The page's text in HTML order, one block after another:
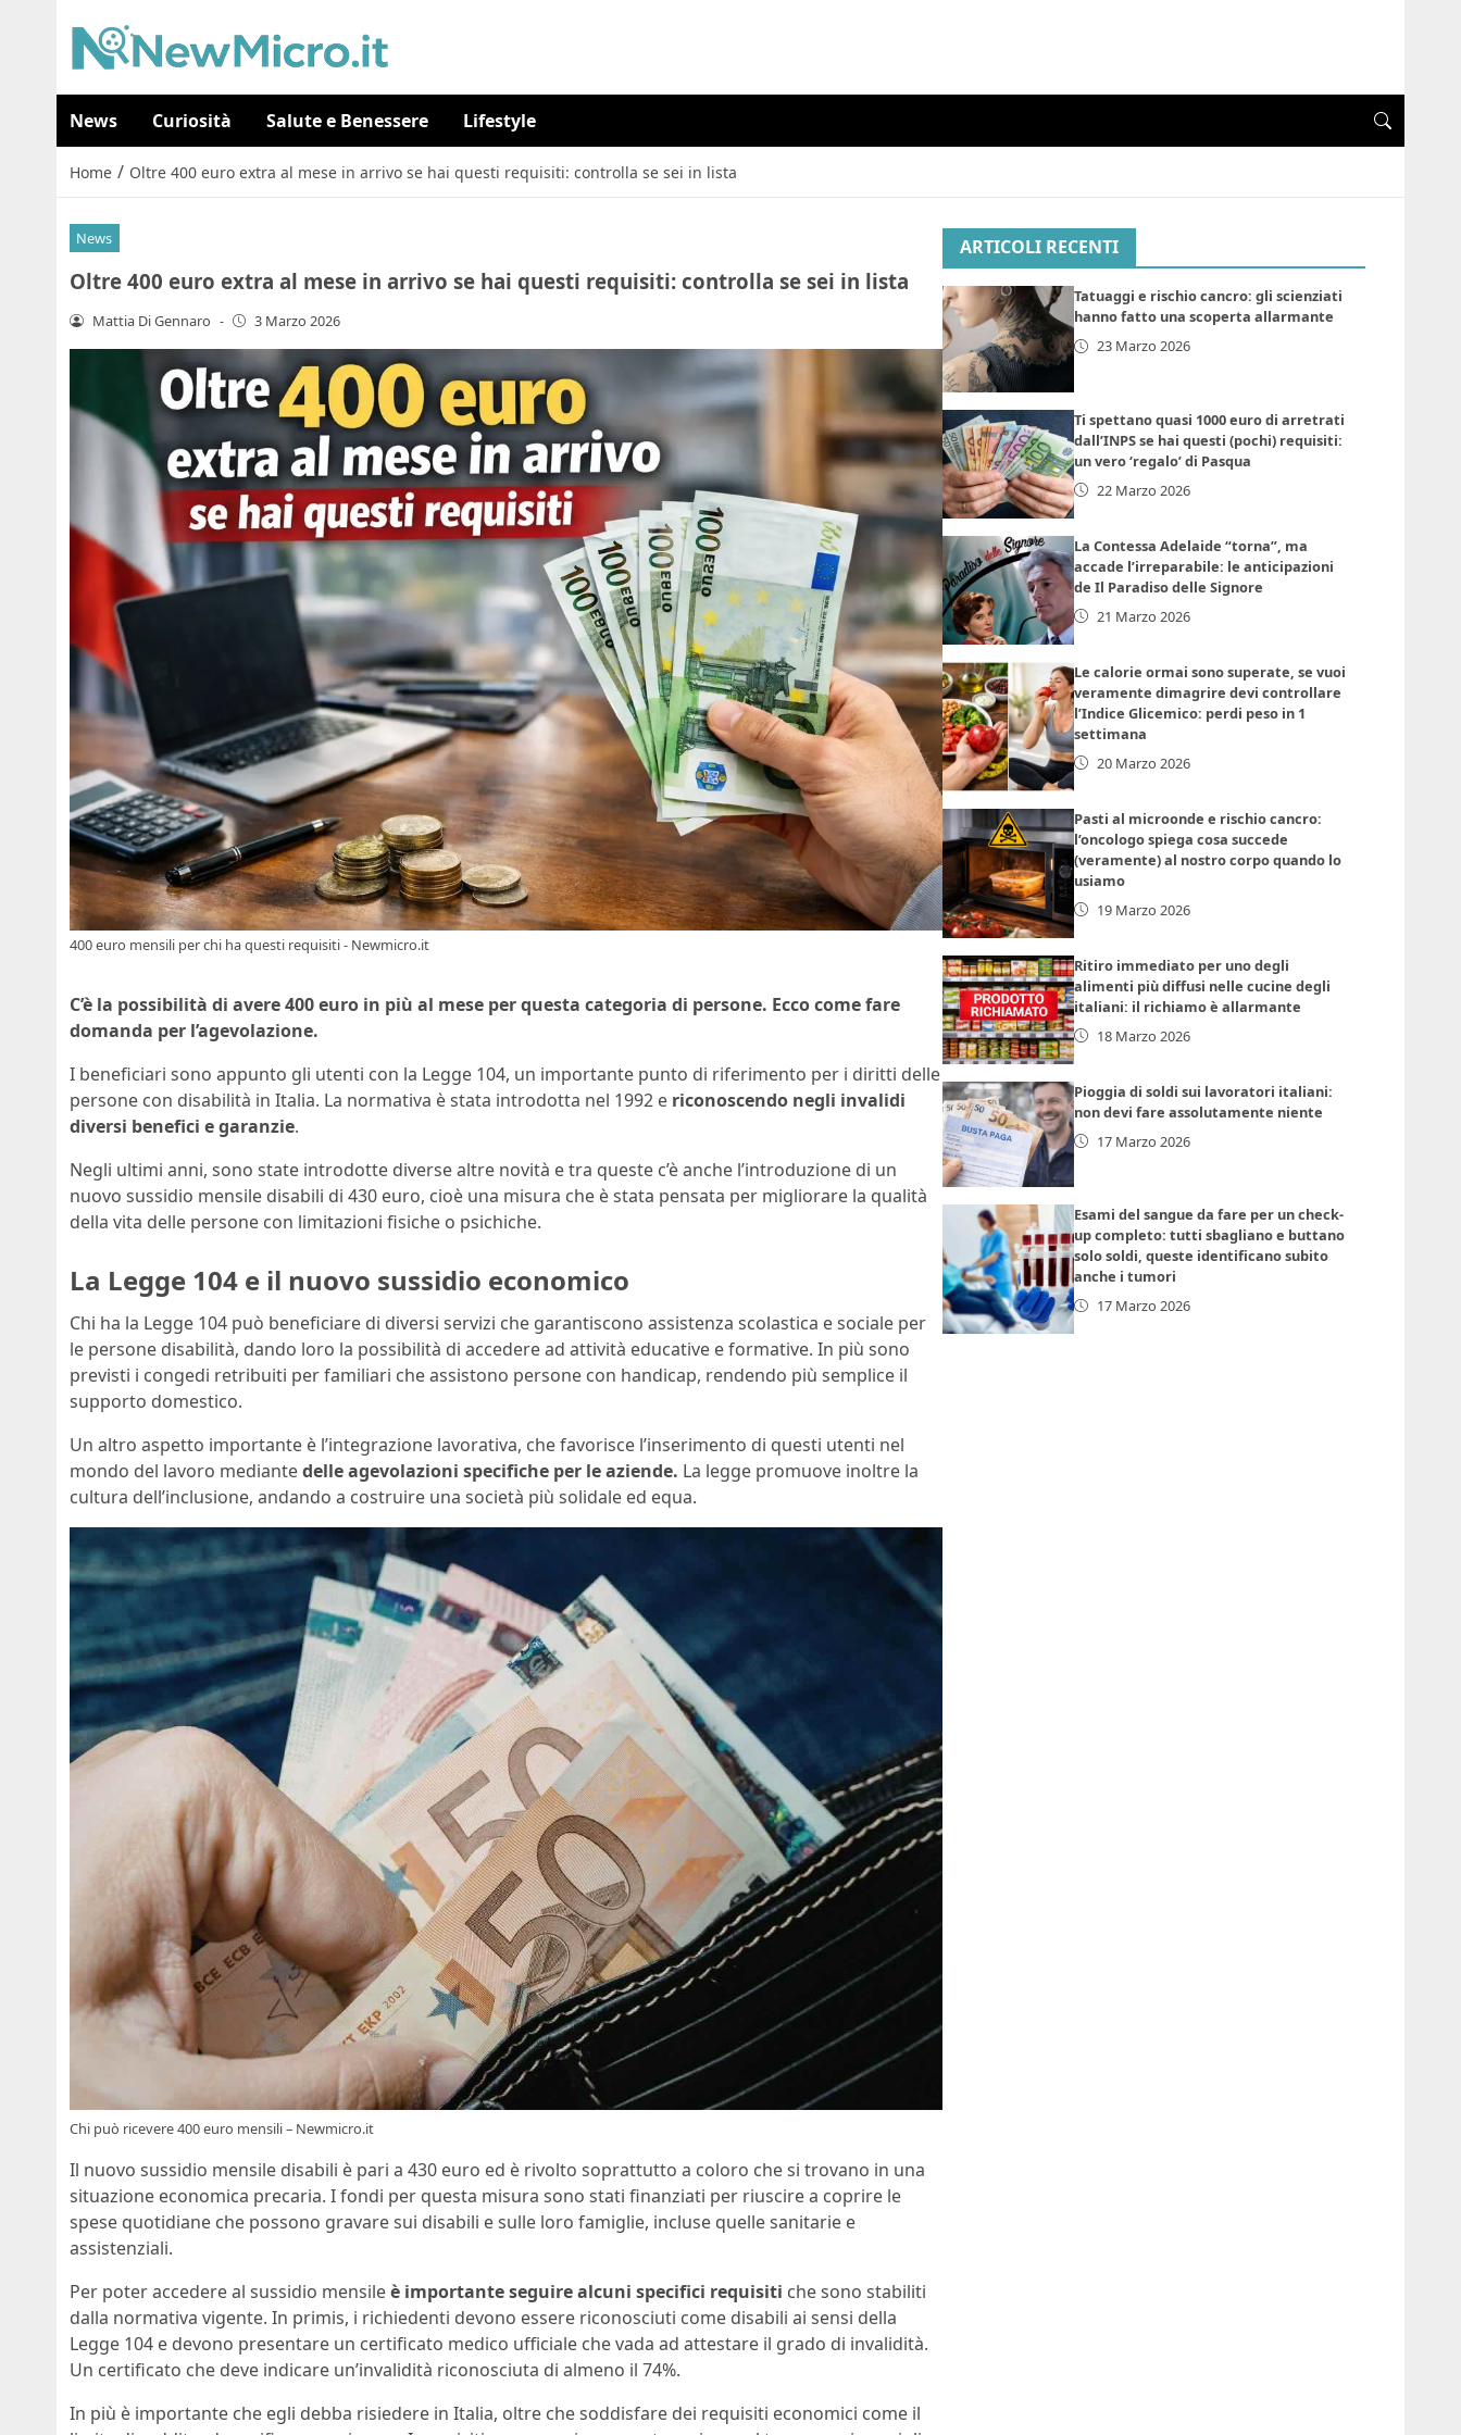
News Curiosità Salute e Benessere Lifestyle
Home / Oltre 400 euro extra al mese in arrivo se hai questi requisiti: controlla se sei in lista
News
Oltre 400 euro extra al mese in arrivo se hai questi requisiti: controlla se sei in lista
Mattia Di Gennaro - 3 Marzo 2026
400 euro mensili per chi ha questi requisiti - Newmicro.it
C’è la possibilità di avere 400 euro in più al mese per questa categoria di persone. Ecco come fare
domanda per l’agevolazione.
I beneficiari sono appunto gli utenti con la Legge 104, un importante punto di riferimento per i diritti delle
persone con disabilità in Italia. La normativa è stata introdotta nel 1992 e riconoscendo negli invalidi
diversi benefici e garanzie.
Negli ultimi anni, sono state introdotte diverse altre novità e tra queste c’è anche l’introduzione di un
nuovo sussidio mensile disabili di 430 euro, cioè una misura che è stata pensata per migliorare la qualità
della vita delle persone con limitazioni fisiche o psichiche.
La Legge 104 e il nuovo sussidio economico
Chi ha la Legge 104 può beneficiare di diversi servizi che garantiscono assistenza scolastica e sociale per
le persone disabilità, dando loro la possibilità di accedere ad attività educative e formative. In più sono
previsti i congedi retribuiti per familiari che assistono persone con handicap, rendendo più semplice il
supporto domestico.
Un altro aspetto importante è l’integrazione lavorativa, che favorisce l’inserimento di questi utenti nel
mondo del lavoro mediantedelle agevolazioni specifiche per le aziende. La legge promuove inoltre la
cultura dell’inclusione, andando a costruire una società più solidale ed equa.
Chi può ricevere 400 euro mensili – Newmicro.it
Il nuovo sussidio mensile disabili è pari a 430 euro ed è rivolto soprattutto a coloro che si trovano in una
situazione economica precaria. I fondi per questa misura sono stati finanziati per riuscire a coprire le
spese quotidiane che possono gravare sui disabili e sulle loro famiglie, incluse quelle sanitarie e
assistenziali.
Per poter accedere al sussidio mensileè importante seguire alcuni specifici requisiti che sono stabiliti
dalla normativa vigente. In primis, i richiedenti devono essere riconosciuti come disabili ai sensi della
Legge 104 e devono presentare un certificato medico ufficiale che vada ad attestare il grado di invalidità.
Un certificato che deve indicare un’invalidità riconosciuta di almeno il 74%.
In più è importante che egli debba risiedere in Italia, oltre che soddisfare dei requisiti economici come il
ARTICOLI RECENTI
Tatuaggi e rischio cancro: gli scienziati
hanno fatto una scoperta allarmante
23 Marzo 2026
Ti spettano quasi 1000 euro di arretrati
dall’INPS se hai questi (pochi) requisiti:
un vero ‘regalo’ di Pasqua
22 Marzo 2026
La Contessa Adelaide “torna”, ma
accade l’irreparabile: le anticipazioni
de Il Paradiso delle Signore
21 Marzo 2026
Le calorie ormai sono superate, se vuoi
veramente dimagrire devi controllare
l’Indice Glicemico: perdi peso in 1
settimana
20 Marzo 2026
Pasti al microonde e rischio cancro:
l’oncologo spiega cosa succede
(veramente) al nostro corpo quando lo
usiamo
19 Marzo 2026
Ritiro immediato per uno degli
alimenti più diffusi nelle cucine degli
italiani: il richiamo è allarmante
18 Marzo 2026
Pioggia di soldi sui lavoratori italiani:
non devi fare assolutamente niente
17 Marzo 2026
Esami del sangue da fare per un check-
up completo: tutti sbagliano e buttano
solo soldi, queste identificano subito
anche i tumori
17 Marzo 2026